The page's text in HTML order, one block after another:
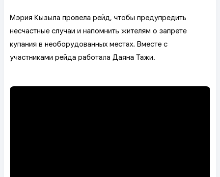
Мэрия Кызыла провела рейд, чтобы предупредить
несчастные случаи и напомнить жителям о запрете
купания в необорудованных местах. Вместе с
участниками рейда работала Даяна Тажи.